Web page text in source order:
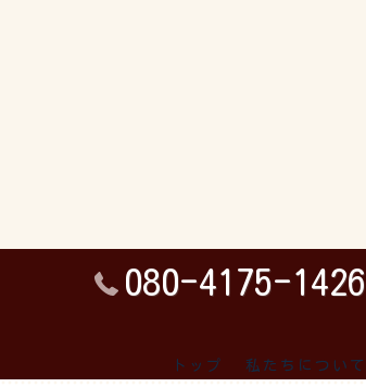
080-4175-1426
トップ 私たちについて